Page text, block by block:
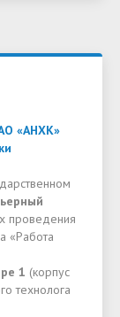
«АНХК»
проведения
«Работа
1 (корпус
технолога